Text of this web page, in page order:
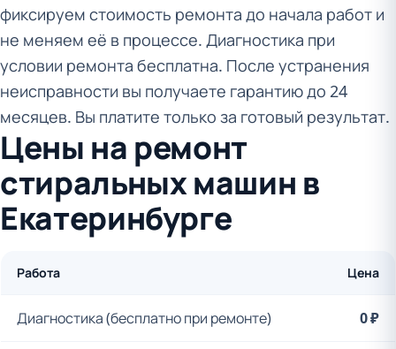
фиксируем стоимость ремонта до начала работ и
не меняем её в процессе. Диагностика при
условии ремонта бесплатна. После устранения
неисправности вы получаете гарантию до 24
месяцев. Вы платите только за готовый результат.
Цены на ремонт
стиральных машин в
Екатеринбурге
Работа Цена
Диагностика (бесплатно при ремонте) 0 ₽